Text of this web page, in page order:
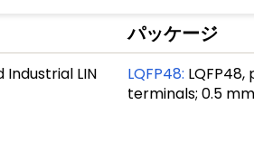
Industrial LIN
パッケージ
LQFP48:
terminals; 0.5